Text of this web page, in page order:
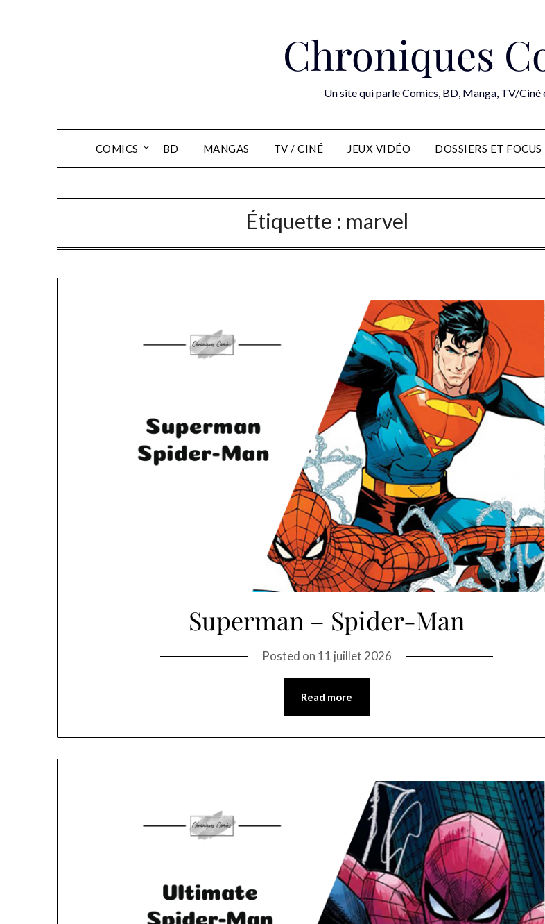
Chroniques
Un site qui parle Comics, BD, Manga, TV/Ciné
COMICS BD MANGAS TV / CINÉ JEUX VIDÉO DOSSIERS ET FOCUS
Étiquette : marvel
Superman – Spider-Man
Posted on 11 juillet 2026
Read more